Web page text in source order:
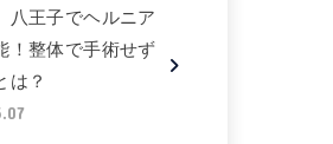
八王子でヘルニア
！整体で手術せず
は？